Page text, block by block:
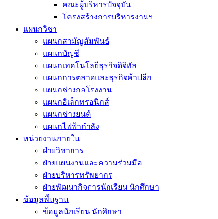
คณะผู้บริหารปัจจุบัน
โครงสร้างการบริหารงานฯ
แผนกวิชา
แผนกสามัญสัมพันธ์
แผนกบัญชี
แผนกเทคโนโลยีธุรกิจดิจิทัล
แผนกการตลาดและธุรกิจค้าปลีก
แผนกช่างกลโรงงาน
แผนกอิเล็กทรอนิกส์
แผนกช่างยนต์
แผนกไฟฟ้ากำลัง
หน่วยงานภายใน
ฝ่ายวิชาการ
ฝ่ายแผนงานและความร่วมมือ
ฝ่ายบริหารทรัพยากร
ฝ่ายพัฒนากิจการนักเรียน นักศึกษา
ข้อมูลพื้นฐาน
ข้อมูลนักเรียน นักศึกษา